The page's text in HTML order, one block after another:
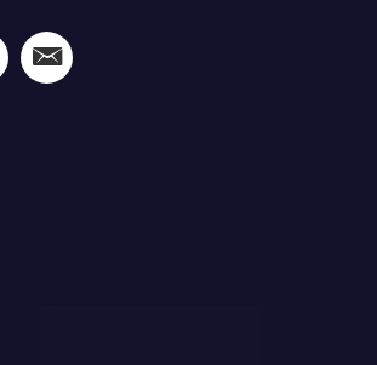
te zien in het
laat wanneer ze